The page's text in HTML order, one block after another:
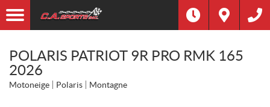
POLARIS PATRIOT 9R PRO RMK 165
2026
Motoneige Polaris Montagne